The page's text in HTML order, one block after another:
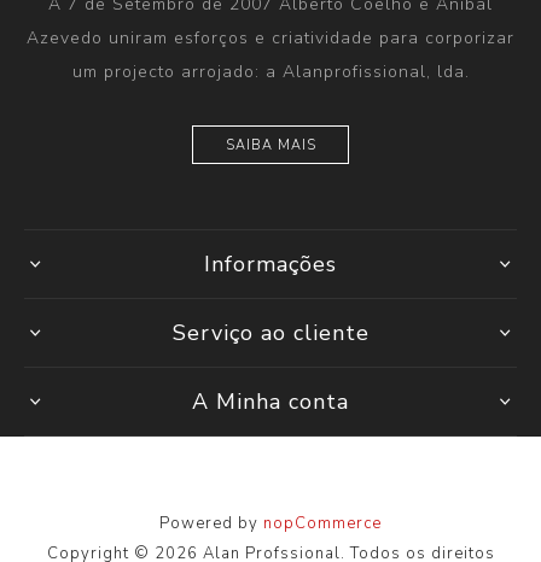
Azevedo uniram esforços e criatividade para corporizar
um projecto arrojado: a Alanprofissional, lda.
SAIBA MAIS
Informações
Serviço ao cliente
A Minha conta
Powered by nopCommerce
Copyright © 2026 Alan Profssional. Todos os direitos